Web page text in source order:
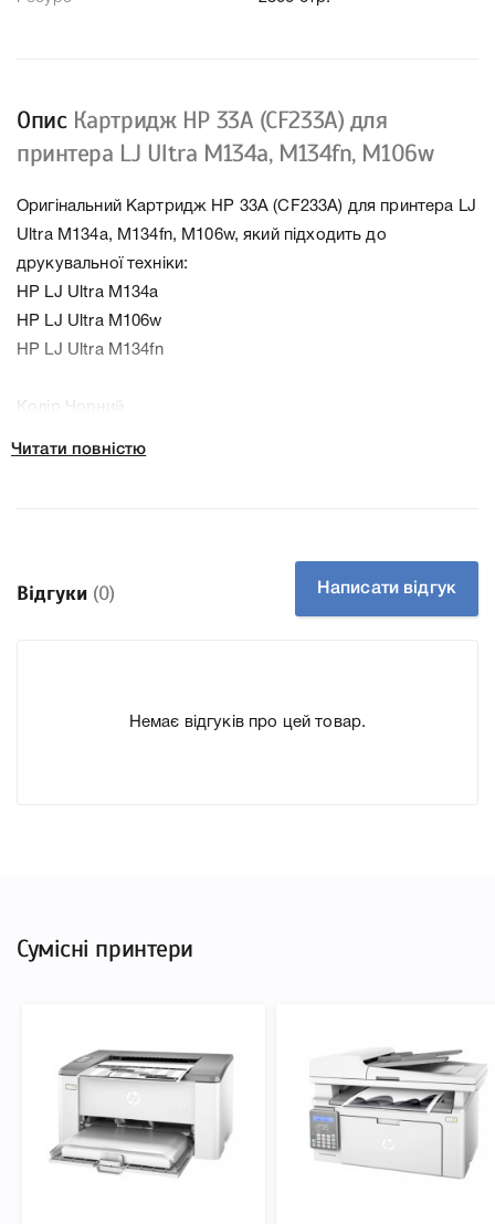
Опис Картридж HP 33A (CF233A) для
принтера LJ Ultra M134a, M134fn, M106w
Оригінальний Картридж HP 33A (CF233A) для принтера LJ
Ultra M134a, M134fn, M106w, який підходить до
друкувальної техніки:
HP LJ Ultra M134a
HP LJ Ultra M106w
HP LJ Ultra M134fn
Колір Чорний
Производитель HP
До Картридж HP 33A (CF233A) для принтера LJ Ultra
підходить Картридж HP 33A (CF233A) для принтера LJ
Читати повністю
Відгуки (0) Написати відгук
Немає відгуків про цей товар.
Сумісні принтери